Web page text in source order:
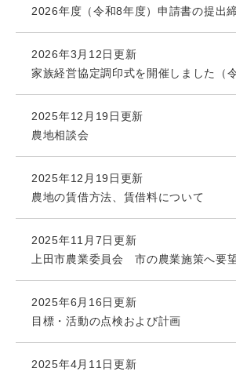
2026年度（令和8年度）申請書の提出
2026年3月12日更新
家族経営協定調印式を開催しました（
2025年12月19日更新
農地相談会
2025年12月19日更新
農地の賃借方法、賃借料について
2025年11月7日更新
上田市農業委員会 市の農業施策へ要
2025年6月16日更新
目標・活動の点検および計画
2025年4月11日更新